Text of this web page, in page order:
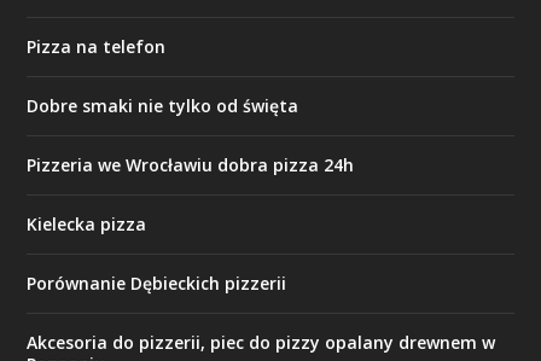
Pizza na telefon
Dobre smaki nie tylko od święta
Pizzeria we Wrocławiu dobra pizza 24h
Kielecka pizza
Porównanie Dębieckich pizzerii
Akcesoria do pizzerii, piec do pizzy opalany drewnem w